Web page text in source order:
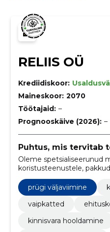
RELIIS OÜ
Krediidiskoor:
Maineskoor: 2070
Töötajaid: –
Prognooskäive (2026): –
Puhtus, mis tervitab
Oleme spetsialiseerunud
koristusteenustele,
ehitusjärgset koristust,
kodukoristust ning
prügi väljaviimine
vaipkatted
kinnisvara hooldamine